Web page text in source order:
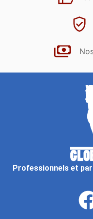
Professionnels et